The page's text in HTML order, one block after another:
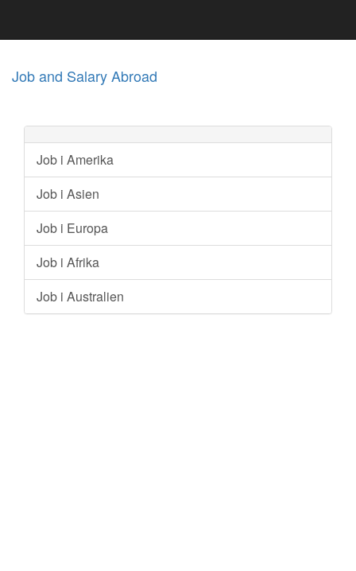
Job and Salary Abroad
Job i Amerika
Job i Asien
Job i Europa
Job i Afrika
Job i Australien